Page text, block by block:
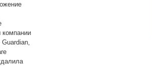
компании